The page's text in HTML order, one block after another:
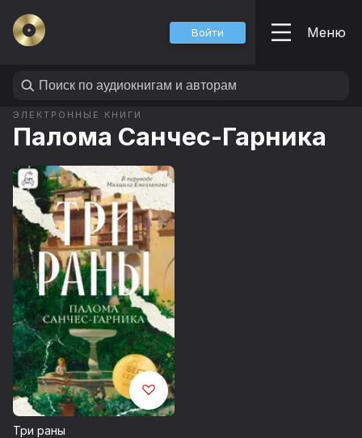
Войти Меню
ЭЛЕКТРОННЫЕ КНИГИ
Палома Санчес-Гарника
Три раны